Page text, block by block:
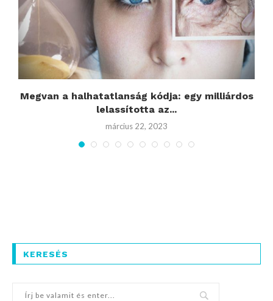
Megvan a halhatatlanság kódja: egy milliárdos
lelassította az...
március 22, 2023
KERESÉS